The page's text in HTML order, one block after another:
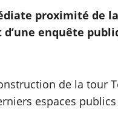
proximité de
enquête
de la tour
espaces